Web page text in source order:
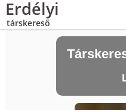
Erdélyi
társkereső